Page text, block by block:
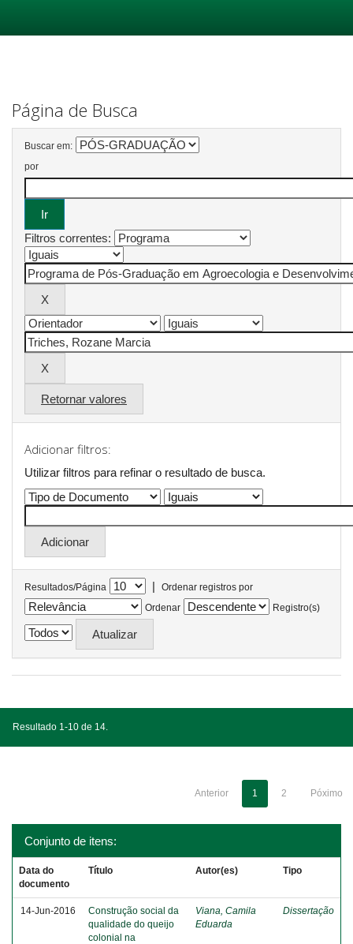
Página de Busca
Buscar em:
por
Filtros correntes:
Retornar valores
Adicionar filtros:
Utilizar filtros para refinar o resultado de busca.
Resultados/Página |
Ordenar registros por
Ordenar
Registro(s)
Resultado 1-10 de 14.
Anterior 1 2 Póximo
Conjunto de itens:
Data do
documento
Título Autor(es) Tipo
14-Jun-2016
Construção social da
qualidade do queijo
colonial na
Viana, Camila
Eduarda
Dissertação